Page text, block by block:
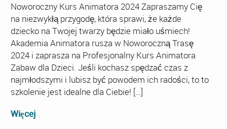
Noworoczny Kurs Animatora 2024 Zapraszamy Cię
na niezwykłą przygodę, która sprawi, że każde
dziecko na Twojej twarzy będzie miało uśmiech!
Akademia Animatora rusza w Noworoczną Trasę
2024 i zaprasza na Profesjonalny Kurs Animatora
Zabaw dla Dzieci. Jeśli kochasz spędzać czas z
najmłodszymi i lubisz być powodem ich radości, to to
szkolenie jest idealne dla Ciebie! […]
Więcej